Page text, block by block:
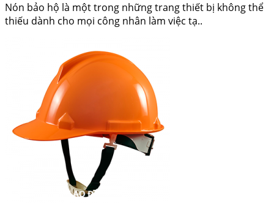
Nón bảo hộ là một trong những trang thiết bị không thể
thiếu dành cho mọi công nhân làm việc tạ..